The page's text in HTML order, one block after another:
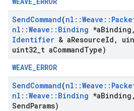
SendCommand(nl ::Weave ::
nl ::Weave :: Binding *aBinding ,
Identifier & aResourceId ,
uint32 t aCommandType)
WEAVE_ERROR
SendCommand(nl ::Weave ::
nl ::Weave :: Binding *aBinding ,
SendParams)